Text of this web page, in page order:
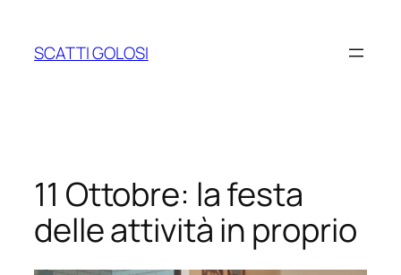
contenuto
SCATTI GOLOSI
11 Ottobre: la festa
delle attività in proprio